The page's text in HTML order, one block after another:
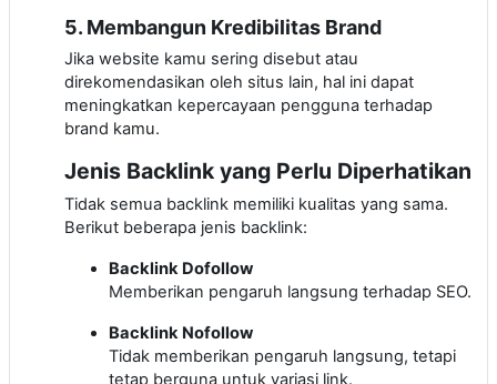
5. Membangun Kredibilitas Brand
Jika website kamu sering disebut atau
direkomendasikan oleh situs lain, hal ini dapat
meningkatkan kepercayaan pengguna terhadap
brand kamu.
Jenis Backlink yang Perlu Diperhatikan
Tidak semua backlink memiliki kualitas yang sama.
Berikut beberapa jenis backlink:
Backlink Dofollow
Memberikan pengaruh langsung terhadap SEO.
Backlink Nofollow
Tidak memberikan pengaruh langsung, tetapi
tetap berguna untuk variasi link.